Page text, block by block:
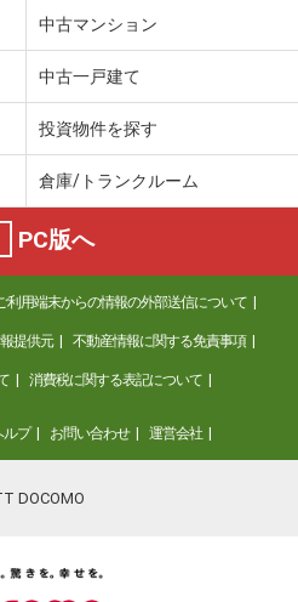
中古マンション
中古一戸建て
投資物件を探す
倉庫/トランクルーム
PC版へ
利用端末からの情報の外部送信について
提供元 不動産情報に関する免責事項
消費税に関する表記について
ルプ お問い合わせ 運営会社
DOCOMO